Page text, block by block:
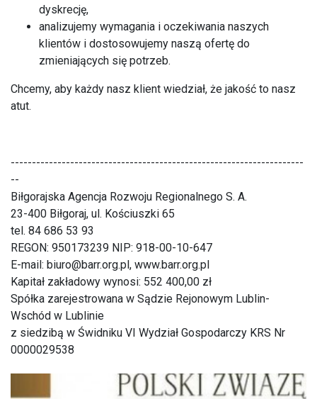
dyskrecję,
analizujemy wymagania i oczekiwania naszych
klientów i dostosowujemy naszą ofertę do
zmieniających się potrzeb.
Chcemy, aby każdy nasz klient wiedział, że jakość to nasz
atut.
---------------------------------------------------------------------
--
Biłgorajska Agencja Rozwoju Regionalnego S. A.
23-400 Biłgoraj, ul. Kościuszki 65
tel. 84 686 53 93
REGON: 950173239 NIP: 918-00-10-647
E-mail: biuro@barr.org.pl, www.barr.org.pl
Kapitał zakładowy wynosi: 552 400,00 zł
Spółka zarejestrowana w Sądzie Rejonowym Lublin-
Wschód w Lublinie
z siedzibą w Świdniku VI Wydział Gospodarczy KRS Nr
0000029538